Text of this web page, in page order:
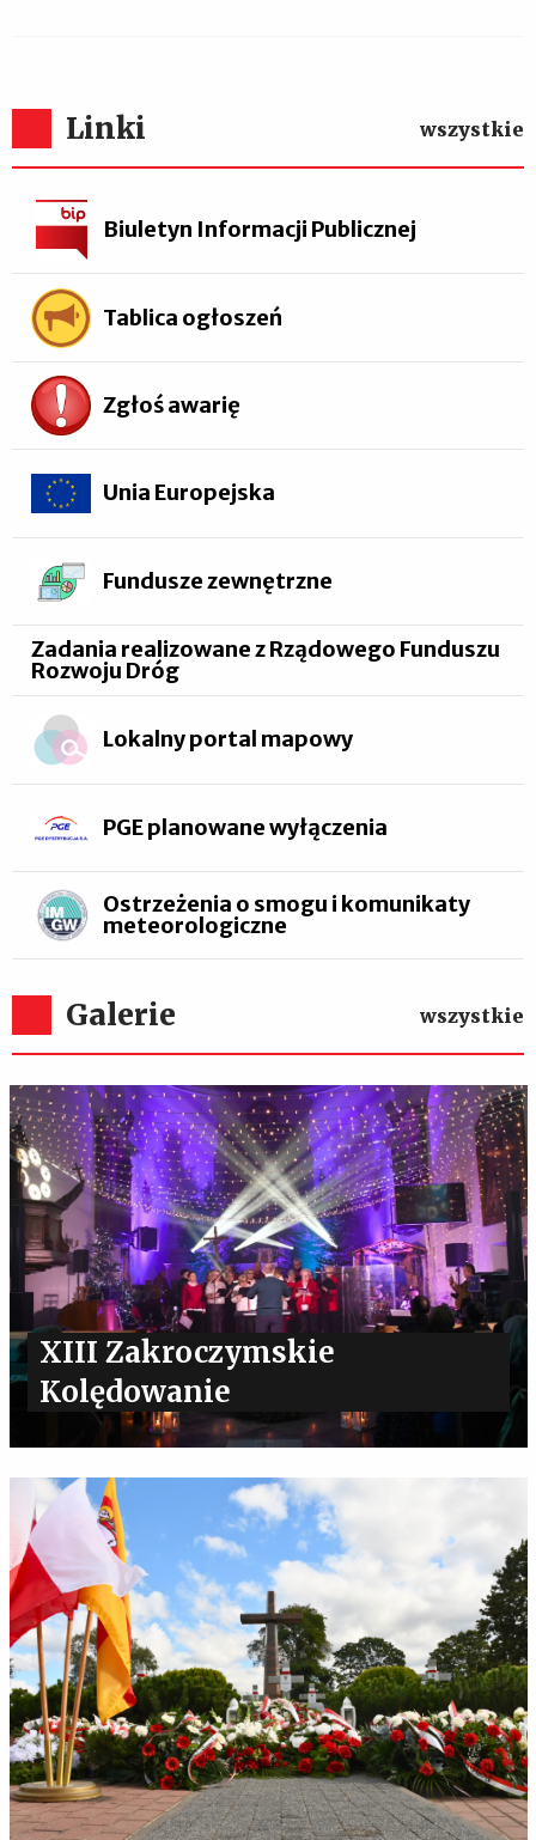
Linki wszystkie
Biuletyn Informacji Publicznej
Tablica ogłoszeń
Zgłoś awarię
Unia Europejska
Fundusze zewnętrzne
Zadania realizowane z Rządowego Funduszu
Rozwoju Dróg
Lokalny portal mapowy
PGE planowane wyłączenia
Ostrzeżenia o smogu i komunikaty
meteorologiczne
Galerie wszystkie
XIII Zakroczymskie
Kolędowanie